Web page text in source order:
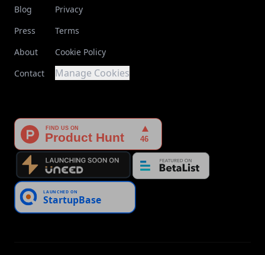
Blog
Press
About
Contact
Privacy
Terms
Cookie Policy
Manage Cookies